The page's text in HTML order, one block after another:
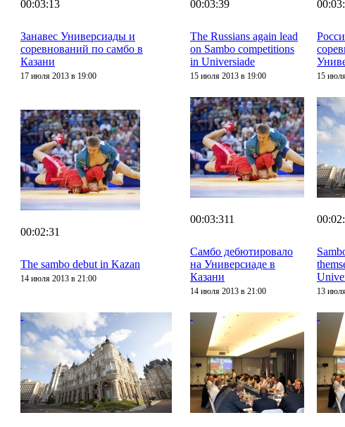
00:03:13
Занавес Универсиады и
соревнований по самбо в
Казани
17 июля 2013 в 19:00
00:03:39
The Russians again lead
on Sambo competitions
in Universiade
15 июля 2013 в 19:00 15
00:02:31
The sambo debut in Kazan
14 июля 2013 в 21:00
00:03:311
Самбо дебютировало
на Универсиаде в
Казани
14 июля 2013 в 21:00 13